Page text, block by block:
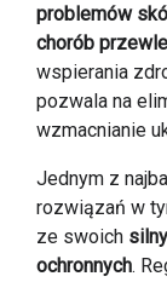
problemów
chorób
wspierania
pozwala na
wzmacnianie
Jednym z
rozwiązań w
ze swoich
ochronnych.